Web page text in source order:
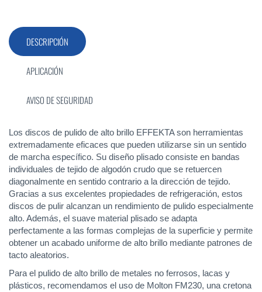
DESCRIPCIÓN
Los discos de pulido de alto brillo EFFEKTA son herramientas
extremadamente eficaces que pueden utilizarse sin un sentido
de marcha específico. Su diseño plisado consiste en bandas
individuales de tejido de algodón crudo que se retuercen
diagonalmente en sentido contrario a la dirección de tejido.
Gracias a sus excelentes propiedades de refrigeración, estos
discos de pulir alcanzan un rendimiento de pulido especialmente
alto. Además, el suave material plisado se adapta
perfectamente a las formas complejas de la superficie y permite
obtener un acabado uniforme de alto brillo mediante patrones de
tacto aleatorios.
Para el pulido de alto brillo de metales no ferrosos, lacas y
plásticos, recomendamos el uso de Molton FM230, una cretona
APLICACIÓN
AVISO DE SEGURIDAD